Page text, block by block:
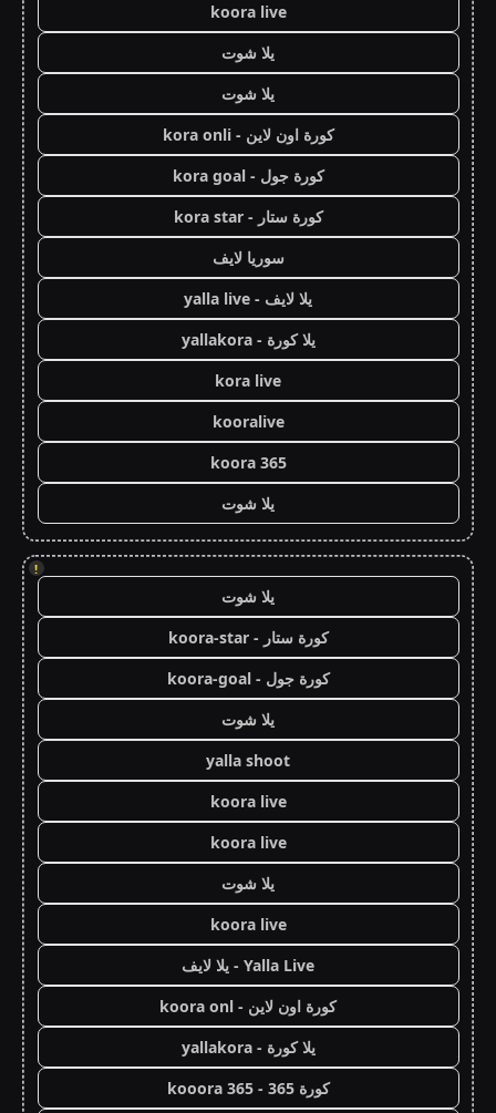
koora live
يلا شوت
يلا شوت
كورة اون لاين - kora onli
كورة جول - kora goal
كورة ستار - kora star
سوريا لايف
يلا لايف - yalla live
يلا كورة - yallakora
kora live
kooralive
koora 365
يلا شوت
!
يلا شوت
كورة ستار - koora-star
كورة جول - koora-goal
يلا شوت
yalla shoot
koora live
koora live
يلا شوت
koora live
Yalla Live - يلا لايف
كورة اون لاين - koora onl
يلا كورة - yallakora
كورة 365 - kooora 365